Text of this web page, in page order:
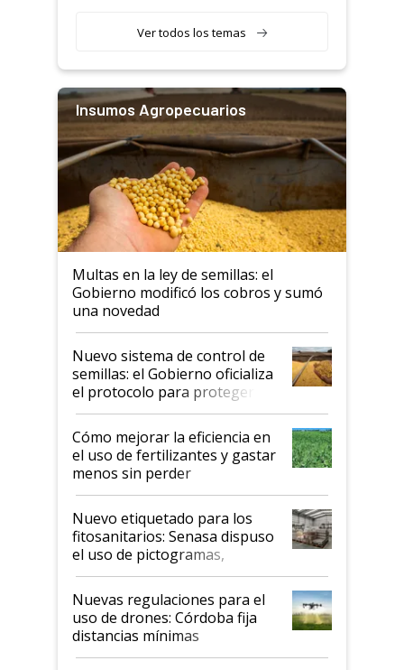
Ver todos los temas
Insumos Agropecuarios
Multas en la ley de semillas: el
Gobierno modificó los cobros y sumó
una novedad
Nuevo sistema de control de
semillas: el Gobierno oficializa
el protocolo para proteger la
propiedad intelectual
Cómo mejorar la eficiencia en
el uso de fertilizantes y gastar
menos sin perder
productividad en la campaña
fina
Nuevo etiquetado para los
fitosanitarios: Senasa dispuso
el uso de pictogramas,
palabras de advertencia e
indicaciones
Nuevas regulaciones para el
uso de drones: Córdoba fija
distancias mínimas